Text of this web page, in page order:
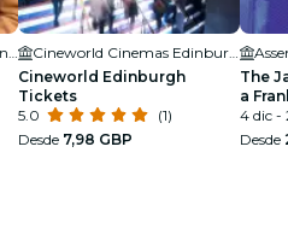
Cineworld Edinburgh
Tickets
5.0
(1)
Desde 7,98 GBP
The
a
4 dic -
Desde